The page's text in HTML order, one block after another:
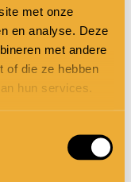
met onze
en analyse. Deze
met andere
of die ze hebben
hun services.
je ADD
betekent